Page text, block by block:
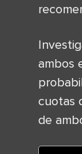
ambos
cuotas
de